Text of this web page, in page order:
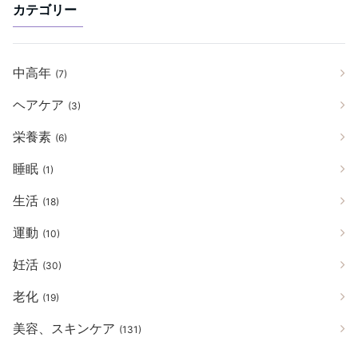
カテゴリー
中高年 (7)
ヘアケア (3)
栄養素 (6)
睡眠 (1)
生活 (18)
運動 (10)
妊活 (30)
老化 (19)
美容、スキンケア (131)